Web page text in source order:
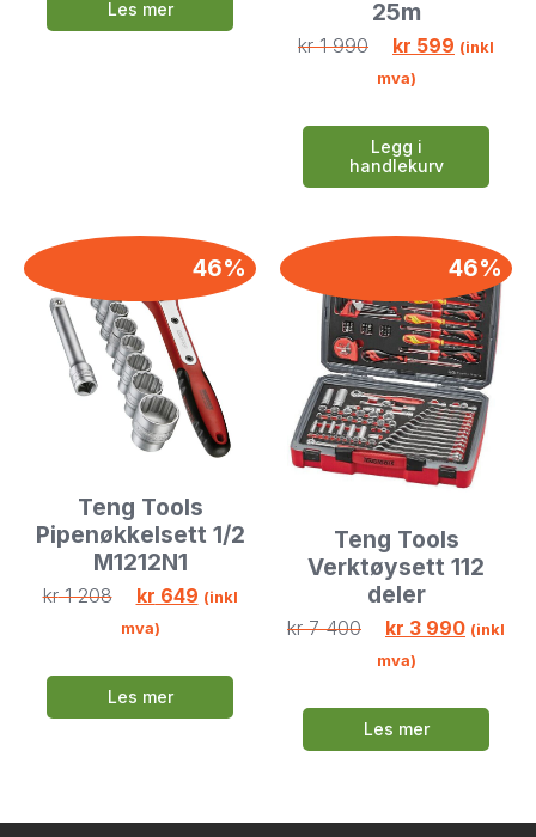
Les mer
25m
kr1 990 kr 599 (inkl
mva)
Legg i
handlekurv
46%
Teng Tools
Pipenøkkelsett 1/2
M1212N1
kr1 208 kr 649 (inkl
mva)
Les mer
46%
Teng Tools
Verktøysett 112
deler
kr7 400 kr 3 990 (inkl
mva)
Les mer